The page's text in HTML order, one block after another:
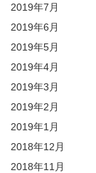
2019年7月
2019年6月
2019年5月
2019年4月
2019年3月
2019年2月
2019年1月
2018年12月
2018年11月